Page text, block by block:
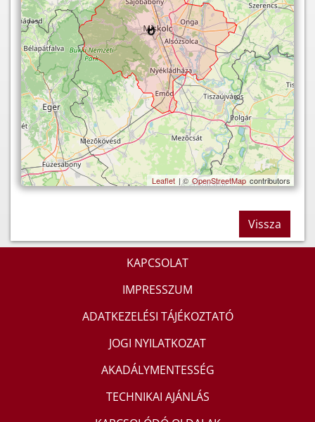
Leaflet | © OpenStreetMap contributors
Vissza
KAPCSOLAT
IMPRESSZUM
ADATKEZELÉSI TÁJÉKOZTATÓ
JOGI NYILATKOZAT
AKADÁLYMENTESSÉG
TECHNIKAI AJÁNLÁS